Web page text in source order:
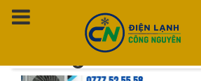
Thẻ:
Sửa điện